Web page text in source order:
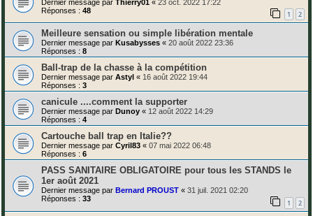
Dernier message par Thierry01 « 23 oct. 2022 17:22
Réponses : 48 1 2
Meilleure sensation ou simple libération mentale
Dernier message par Kusabysses « 20 août 2022 23:36
Réponses : 8
Ball-trap de la chasse à la compétition
Dernier message par Astyl « 16 août 2022 19:44
Réponses : 3
canicule ....comment la supporter
Dernier message par Dunoy « 12 août 2022 14:29
Réponses : 4
Cartouche ball trap en Italie??
Dernier message par Cyril83 « 07 mai 2022 06:48
Réponses : 6
PASS SANITAIRE OBLIGATOIRE pour tous les STANDS le
1er août 2021
Dernier message par Bernard PROUST « 31 juil. 2021 02:20
Réponses : 33 1 2